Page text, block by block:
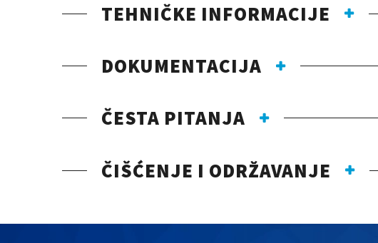
TEHNIČKE INFORMACIJE
DOKUMENTACIJA
ČESTA PITANJA
ČIŠĆENJE I ODRŽAVANJE